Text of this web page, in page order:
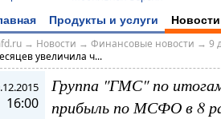
Продукты и услуги Новости
→ Новости → Финансовые новости → 9
увеличила ч...
16:00
Группа "ГМС" по
прибыль по МСФО в 8